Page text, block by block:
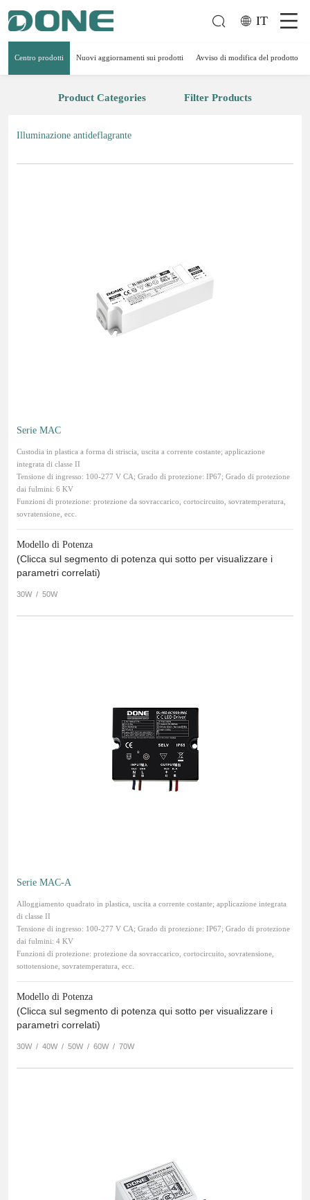
IT
Centro prodotti Nuovi aggiornamenti sui prodotti Avviso di modifica del prodotto
Product Categories Filter Products
Illuminazione antideflagrante
Serie MAC
Custodia in plastica a forma di striscia, uscita a corrente costante; applicazione
integrata di classe II
Tensione di ingresso: 100-277 V CA; Grado di protezione: IP67; Grado di protezione
dai fulmini: 6 KV
Funzioni di protezione: protezione da sovraccarico, cortocircuito, sovratemperatura,
sovratensione, ecc.
Modello di Potenza
(Clicca sul segmento di potenza qui sotto per visualizzare i
parametri correlati)
30W / 50W
Serie MAC-A
Alloggiamento quadrato in plastica, uscita a corrente costante; applicazione integrata
di classe II
Tensione di ingresso: 100-277 V CA; Grado di protezione: IP67; Grado di protezione
dai fulmini: 4 KV
Funzioni di protezione: protezione da sovraccarico, cortocircuito, sovratensione,
sottotensione, sovratemperatura, ecc.
Modello di Potenza
(Clicca sul segmento di potenza qui sotto per visualizzare i
parametri correlati)
30W / 40W / 50W / 60W / 70W